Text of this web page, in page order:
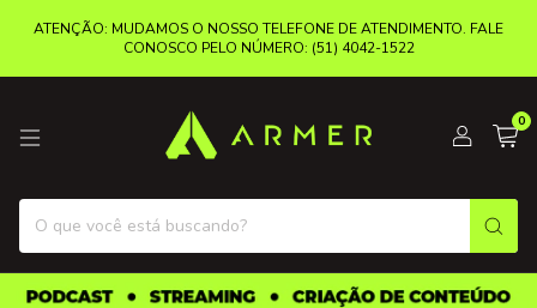
ATENÇÃO: MUDAMOS O NOSSO TELEFONE DE ATENDIMENTO. FALE
CONOSCO PELO NÚMERO: (51) 4042-1522
0